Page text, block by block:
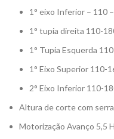
1° eixo Inferior – 110
1° tupia direita 110-
1° Tupia Esquerda
1° Eixo Superior 110-
2° Eixo Inferior 110-
Altura de corte com
Motorização Avanço 5,5